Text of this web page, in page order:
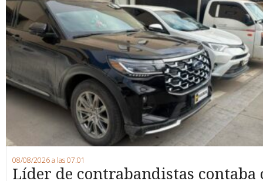
08/08/2026 a las 07:01
Líder de contrabandistas contaba